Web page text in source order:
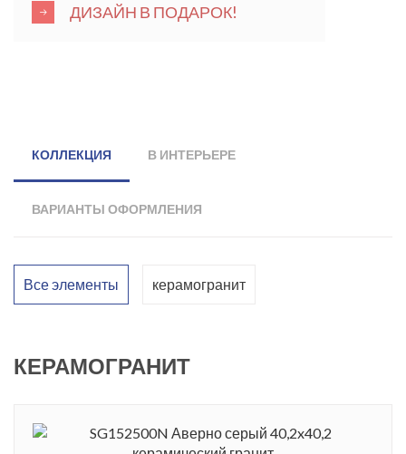
ДИЗАЙН В ПОДАРОК!
КОЛЛЕКЦИЯ В ИНТЕРЬЕРЕ
ВАРИАНТЫ ОФОРМЛЕНИЯ
Все элементы керамогранит
КЕРАМОГРАНИТ